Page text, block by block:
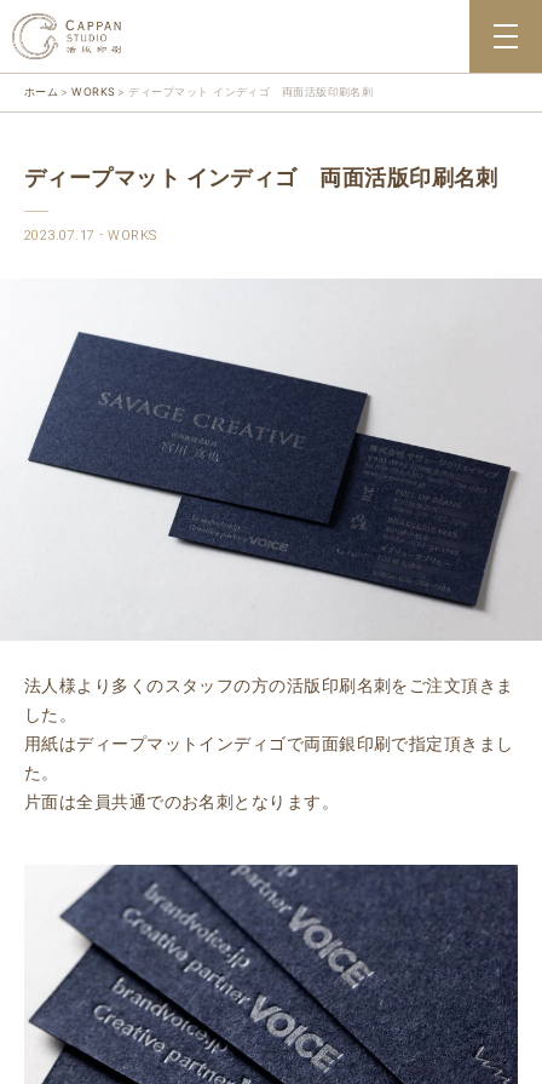
ホーム WORKS ディープマット インディゴ 両面活版印刷名刺
ディープマット インディゴ 両面活版印刷名刺
2023.07.17 WORKS
法人様より多くのスタッフの方の活版印刷名刺をご注文頂きま
した。
用紙はディープマットインディゴで両面銀印刷で指定頂きまし
た。
片面は全員共通でのお名刺となります。